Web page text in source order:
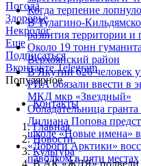
Погода
Здоровье
Некролог
Еще
Подписаться
ВконтактеTelegram
Популярное
Когда терпение лопнуло
В Тулагино-
развития территории и
Около 19 тонн
Верхоянский район
В Якутии 626 человек
РИА обязали ввести в
МКД мкр «Звездный»
Обладательница
Лилиана Попова
школе «Новые имена»
«Дороги Арктики»
паводком в пяти местах
Контакты
Главная
Новости
Культура
В АК «ЖДЯ» подвели